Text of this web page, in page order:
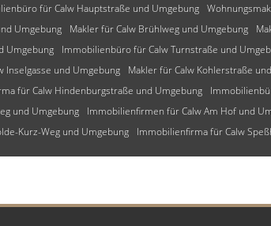
für Calw Hauptstraße und Umgebung
Umgebung
Makler für Calw Brühlweg und Umgebung
Umgebung
Immobilienbüro für Calw Turnstraße und
Inselgasse und Umgebung Makler für Calw Kohlerstraße
für Calw Hindenburgstraße und Umgebung
und Umgebung
Immobilienfirmen für Calw Am Hof und
Kurz-Weg und Umgebung Immobilienfirma für Calw